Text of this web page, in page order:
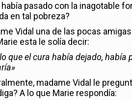
había pasado con la inagotable
en tal pobreza?
Vidal una de las pocas
esta le solía decir:
que el cura había dejado,
madame Vidal le
A lo que Marie respondía: